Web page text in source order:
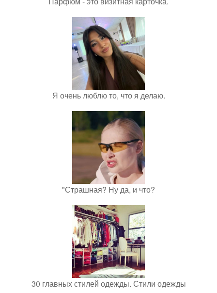
Я очень люблю то, что я делаю.
"Страшная? Ну да, и что?
30 главных стилей одежды. Стили одежды